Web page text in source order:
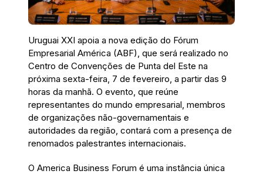
Uruguai XXI apoia a nova edição do Fórum
Empresarial América (ABF), que será realizado no
Centro de Convenções de Punta del Este na
próxima sexta-feira, 7 de fevereiro, a partir das 9
horas da manhã. O evento, que reúne
representantes do mundo empresarial, membros
de organizações não-governamentais e
autoridades da região, contará com a presença de
renomados palestrantes internacionais.
O America Business Forum é uma instância única